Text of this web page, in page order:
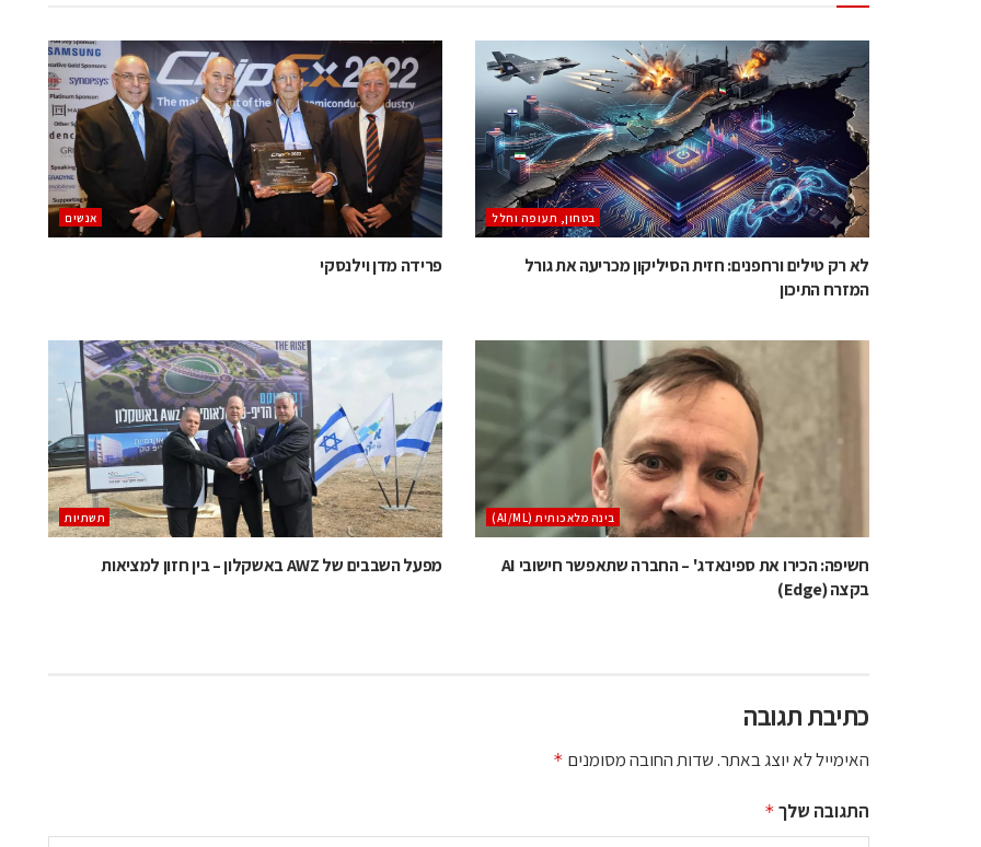
בטחון, תעופה וחלל
לא רק טילים ורחפנים: חזית הסיליקון מכריעה את גורל
המזרח התיכון
אנשים
פרידה מדן וילנסקי
בינה מלאכותית (AI/ML)
חשיפה: הכירו את ספינאדג' – החברה שתאפשר חישובי AI
בקצה (Edge)
תשתיות
מפעל השבבים של AWZ באשקלון – בין חזון למציאות
כתיבת תגובה
האימייל לא יוצג באתר.שדות החובה מסומנים *
התגובה שלך *